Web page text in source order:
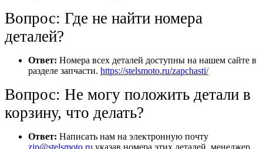
Вопрос: Где не найти номера
деталей?
Ответ: Номера всех деталей доступны на нашем сайте в
разделе запчасти. https://stelsmoto.ru/zapchasti/
Вопрос: Не могу положить детали в
корзину, что делать?
Ответ: Написать нам на электронную почту
zip@stelsmoto.ru указав номера этих деталей, менеджер